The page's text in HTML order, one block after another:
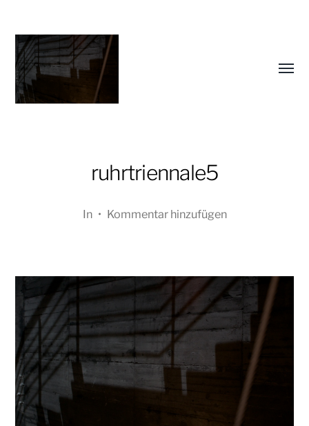
Koschmieder
Menü
ruhrtriennale5
In • Kommentar hinzufügen